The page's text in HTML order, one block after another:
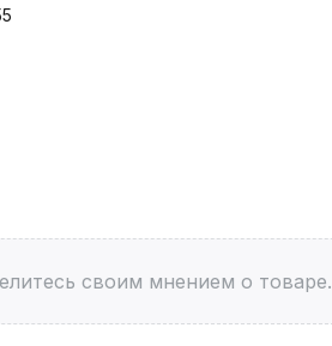
своим мнением о товаре.